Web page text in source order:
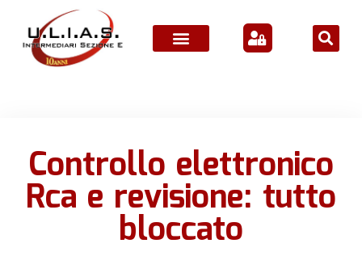
Controllo elettronico
Rca e revisione: tutto
bloccato